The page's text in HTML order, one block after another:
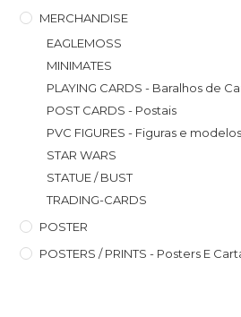
MERCHANDISE
EAGLEMOSS
MINIMATES
PLAYING CARDS - Baralhos de
POST CARDS - Postais
PVC FIGURES - Figuras e
STAR WARS
STATUE / BUST
TRADING-CARDS
POSTER
POSTERS / PRINTS - Posters E